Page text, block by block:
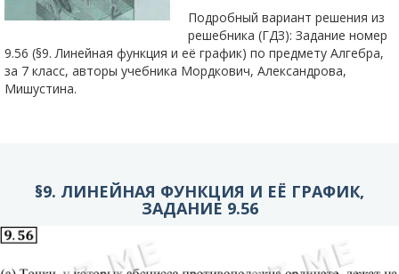
Подробный вариант решения из
решебника (ГДЗ): Задание номер
9.56 (§9. Линейная функция и её график) по предмету Алгебра,
за 7 класс, авторы учебника Мордкович, Александрова,
Мишустина.
§9. ЛИНЕЙНАЯ ФУНКЦИЯ И ЕЁ ГРАФИК,
ЗАДАНИЕ 9.56